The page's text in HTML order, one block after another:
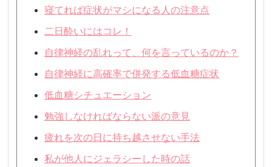
寝てれば症状がマシになる人の注意点
二日酔いにはコレ！
自律神経の乱れって、何を言っているのか？
自律神経に高確率で併発する低血糖症状
低血糖シチュエーション
勉強しなければならない派の意見
疲れを次の日に持ち越させない手法
私が他人にジェラシーした時の話